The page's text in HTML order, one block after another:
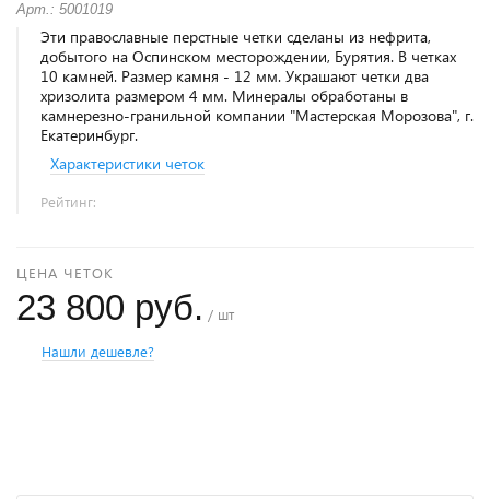
Арт.: 5001019
Эти православные перстные четки сделаны из нефрита,
добытого на Оспинском месторождении, Бурятия. В четках
10 камней. Размер камня - 12 мм. Украшают четки два
хризолита размером 4 мм. Минералы обработаны в
камнерезно-гранильной компании "Мастерская Морозова", г.
Екатеринбург.
Характеристики четок
Рейтинг:
ЦЕНА ЧЕТОК
23 800 руб. / шт
Нашли дешевле?